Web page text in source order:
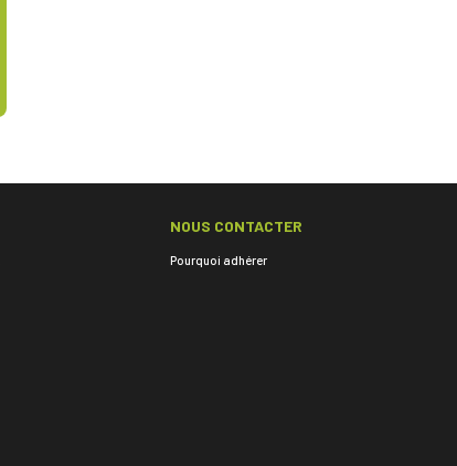
NOUS CONTACTER
Pourquoi adhérer